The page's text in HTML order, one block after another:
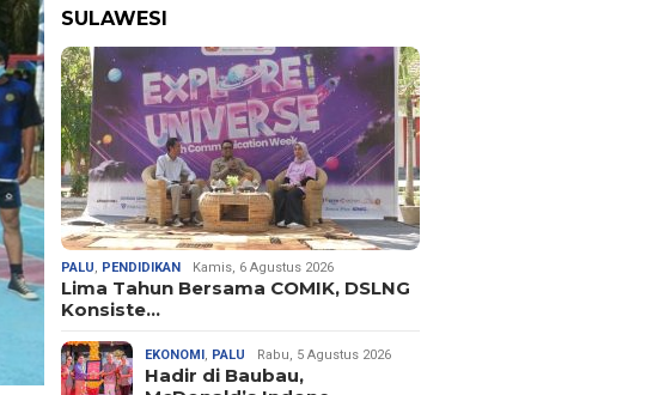
SULAWESI
PALU, PENDIDIKAN Kamis, 6 Agustus 2026
Lima Tahun Bersama COMIK, DSLNG
Konsiste…
EKONOMI, PALU Rabu, 5 Agustus 2026
Hadir di Baubau,